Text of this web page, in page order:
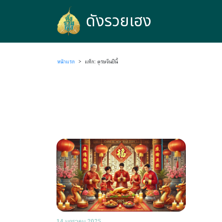
ดังรวยเฮง
หน้าแรก > แท็ก: ตุรษจีนปีนี้